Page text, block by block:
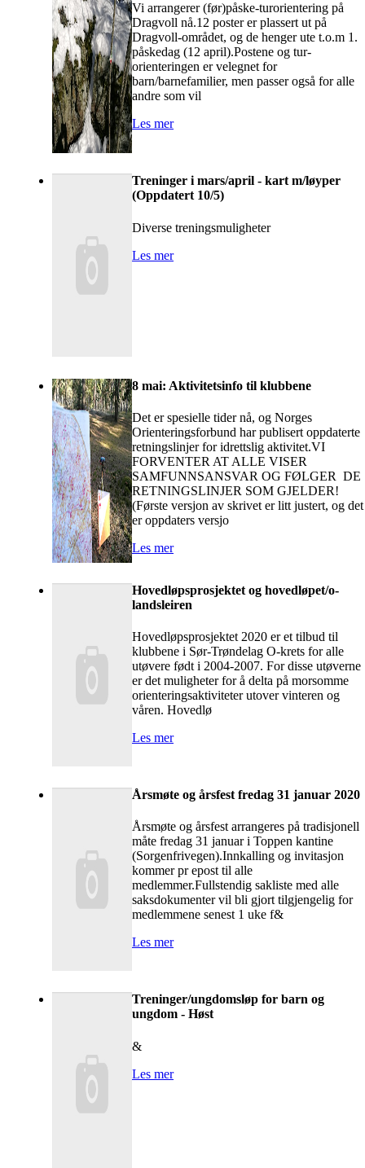
Vi arrangerer (før)påske-turorientering på
Dragvoll nå.12 poster er plassert ut på
Dragvoll-området, og de henger ute t.o.m 1.
påskedag (12 april).Postene og tur-
orienteringen er velegnet for
barn/barnefamilier, men passer også for alle
andre som vil
Les mer
Treninger i mars/april - kart m/løyper
(Oppdatert 10/5)
Diverse treningsmuligheter
Les mer
8 mai: Aktivitetsinfo til klubbene
Det er spesielle tider nå, og Norges
Orienteringsforbund har publisert oppdaterte
retningslinjer for idrettslig aktivitet.VI
FORVENTER AT ALLE VISER
SAMFUNNSANSVAR OG FØLGER DE
RETNINGSLINJER SOM GJELDER!
(Første versjon av skrivet er litt justert, og det
er oppdaters versjo
Les mer
Hovedløpsprosjektet og hovedløpet/o-
landsleiren
Hovedløpsprosjektet 2020 er et tilbud til
klubbene i Sør-Trøndelag O-krets for alle
utøvere født i 2004-2007. For disse utøverne
er det muligheter for å delta på morsomme
orienteringsaktiviteter utover vinteren og
våren. Hovedlø
Les mer
Årsmøte og årsfest fredag 31 januar 2020
Årsmøte og årsfest arrangeres på tradisjonell
måte fredag 31 januar i Toppen kantine
(Sorgenfrivegen).Innkalling og invitasjon
kommer pr epost til alle
medlemmer.Fullstendig sakliste med alle
saksdokumenter vil bli gjort tilgjengelig for
medlemmene senest 1 uke f&
Les mer
Treninger/ungdomsløp for barn og
ungdom - Høst
&
Les mer